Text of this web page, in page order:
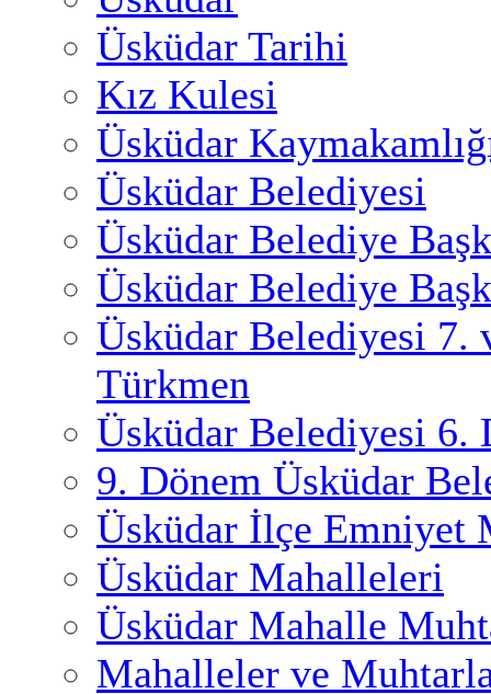
Üsküdar Tarihi
Kız Kulesi
Üsküdar
Üsküdar Belediyesi
Üsküdar Belediye
Üsküdar Belediye
Üsküdar Belediyesi 7.
Türkmen
Üsküdar Belediyesi 6.
9. Dönem Üsküdar
Üsküdar İlçe Emniyet
Üsküdar Mahalleleri
Üsküdar Mahalle
Mahalleler ve